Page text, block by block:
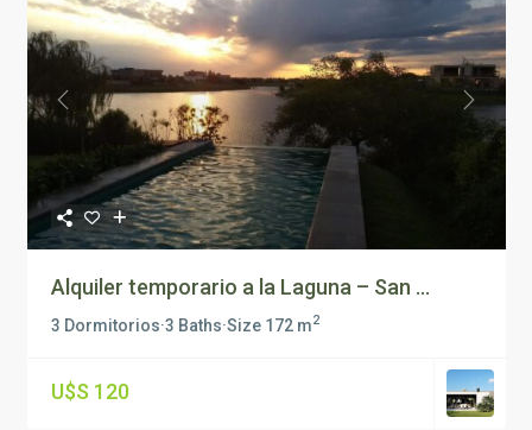
Previous Next
Alquiler temporario a la Laguna – San ...
3 Dormitorios·3 Baths·Size 172 m2
U$S 120